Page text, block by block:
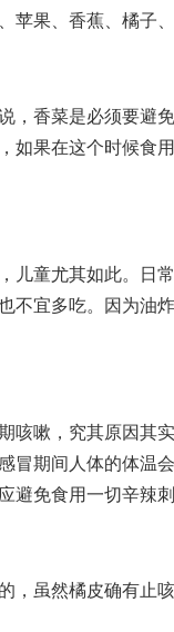
苹果、香蕉、橘子
香菜是必须要避免
如果在这个时候食
童尤其如此。日常
不宜多吃。因为油
嗽，究其原因其
冒期间人体的体温
避免食用一切辛辣刺
虽然橘皮确有止